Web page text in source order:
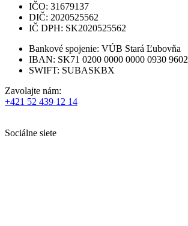
IČO: 31679137
DIČ: 2020525562
IČ DPH: SK2020525562
Bankové spojenie: VÚB Stará Ľubovňa
IBAN: SK71 0200 0000 0000 0930 9602
SWIFT: SUBASKBX
Zavolajte nám:
+421 52 439 12 14
Sociálne siete